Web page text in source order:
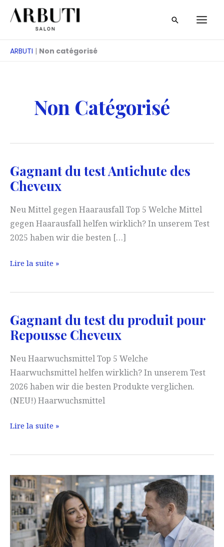
Skip
Recherche
ARBUTI | Non catégorisé
Non Catégorisé
Gagnant du test Antichute des
Cheveux
Neu Mittel gegen Haarausfall Top 5 Welche Mittel
gegen Haarausfall helfen wirklich? In unserem Test
2025 haben wir die besten […]
Gagnant
test
des
Cheveux
Lire la suite »
Gagnant du test du produit pour
Repousse Cheveux
Neu Haarwuchsmittel Top 5 Welche
Haarwuchsmittel helfen wirklich? In unserem Test
2026 haben wir die besten Produkte verglichen.
(NEU!) Haarwuchsmittel
Gagnant
test
produit
pour
Repousse
Cheveux
Lire la suite »